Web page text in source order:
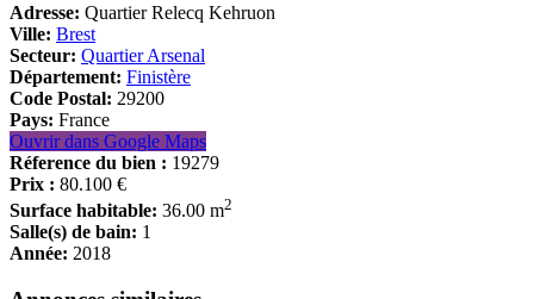
Adresse: Quartier Relecq Kehruon
Ville: Brest
Secteur: Quartier Arsenal
Département: Finistère
Code Postal: 29200
Pays: France
Ouvrir dans Google Maps
Réference du bien : 19279
Prix : 80.100 €
Surface habitable: 36.00 m2
Salle(s) de bain: 1
Année: 2018